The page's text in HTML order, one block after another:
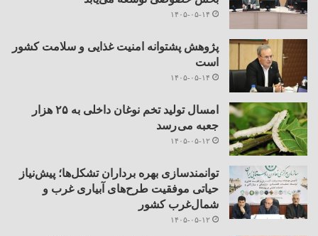
۱۴۰۵-۰۵-۱۴
پژوهش پشتوانه امنیت غذایی و سلامت کشور
است
۱۴۰۵-۰۵-۱۴
امسال تولید تخم نوغان داخلی به ۲۵ هزار
جعبه می رسد
۱۴۰۵-۰۵-۱۲
توانمندسازی بهره برداران تشکل‌ها؛ پیش‌نیاز
حیاتی موفقیت طرح‌های آبیاری غرب و
شمال‌غرب کشور
۱۴۰۵-۰۵-۱۲